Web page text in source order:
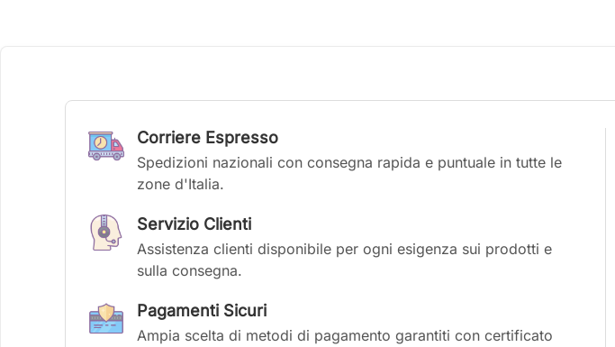
Corriere Espresso
Spedizioni nazionali con consegna rapida e puntuale in tutte le
zone d'Italia.
Servizio Clienti
Assistenza clienti disponibile per ogni esigenza sui prodotti e
sulla consegna.
Pagamenti Sicuri
Ampia scelta di metodi di pagamento garantiti con certificato